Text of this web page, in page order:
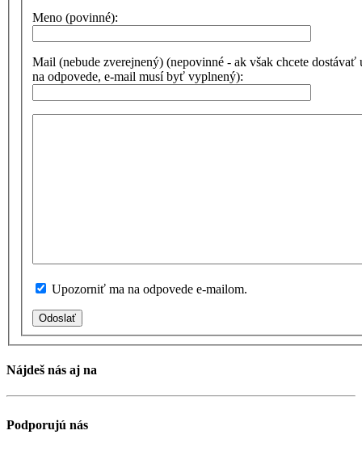
Meno (povinné):
Mail (nebude zverejnený) (nepovinné - ak však chcete dostávať
na odpovede, e-mail musí byť vyplnený):
Upozorniť ma na odpovede e-mailom.
Odoslať
Nájdeš nás aj na
Podporujú nás